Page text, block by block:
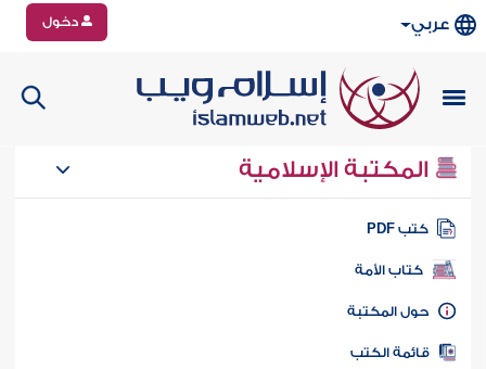
عربي دخول
المكتبة الإسلامية
كتب PDF
كتاب الأمة
المكتبة